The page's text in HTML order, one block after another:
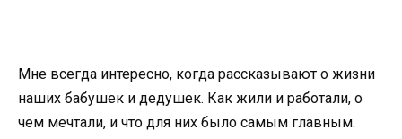
Мне всегда интересно, когда рассказывают о жизни
наших бабушек и дедушек. Как жили и работали, о
чем мечтали, и что для них было самым главным.